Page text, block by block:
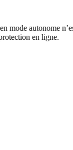
mode autonome
en ligne.